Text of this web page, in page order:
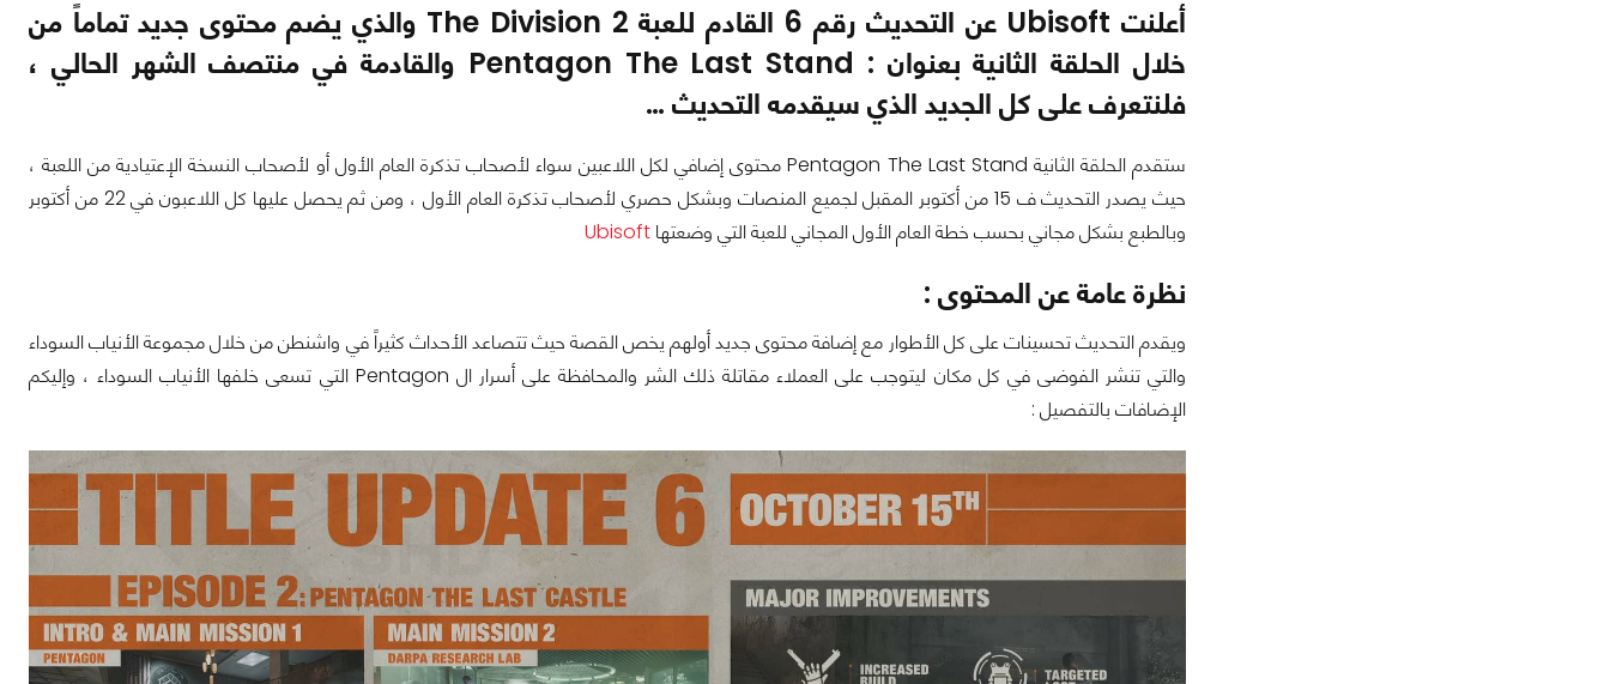
أعلنت Ubisoft عن التحديث رقم 6 القادم للعبة The Division 2 والذي يضم محتوى جديد تماماً من
خلال الحلقة الثانية بعنوان : Pentagon The Last Stand والقادمة في منتصف الشهر الحالي ،
فلنتعرف على كل الجديد الذي سيقدمه التحديث …
ستقدم الحلقة الثانية Pentagon The Last Stand محتوى إضافي لكل اللاعبين سواء لأصحاب تذكرة العام الأول أو لأصحاب النسخة الإعتيادية من اللعبة ،
حيث يصدر التحديث ف 15 من أكتوبر المقبل لجميع المنصات وبشكل حصري لأصحاب تذكرة العام الأول ، ومن ثم يحصل عليها كل اللاعبون في 22 من أكتوبر
وبالطبع بشكل مجاني بحسب خطة العام الأول المجاني للعبة التي وضعتها Ubisoft
نظرة عامة عن المحتوى :
ويقدم التحديث تحسينات على كل الأطوار مع إضافة محتوى جديد أولهم يخص القصة حيث تتصاعد الأحداث كثيراً في واشنطن من خلال مجموعة الأنياب السوداء
والتي تنشر الفوضى في كل مكان ليتوجب على العملاء مقاتلة ذلك الشر والمحافظة على أسرار ال Pentagon التي تسعى خلفها الأنياب السوداء ، وإليكم
الإضافات بالتفصيل :